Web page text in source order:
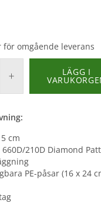
för omgående leverans
LÄGG I
cm
210D Diamond
PE-påsar (16 x 24